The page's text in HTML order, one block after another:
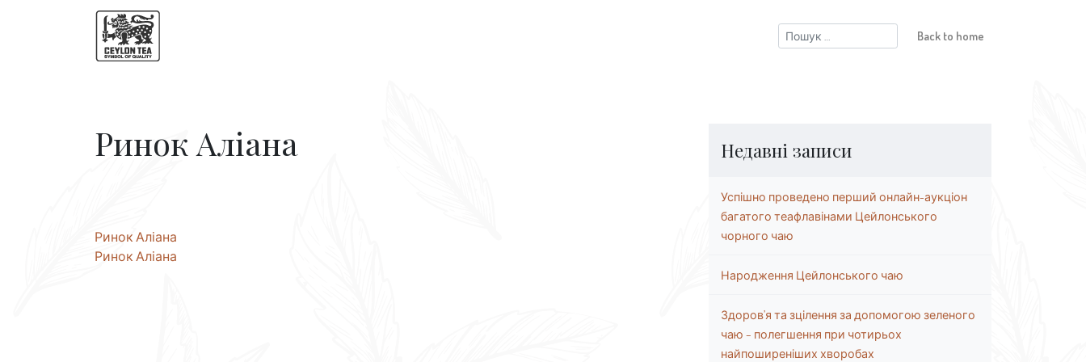
Пошук: Back to home
Недавні записи
Успішно проведено перший онлайн-аукціон
багатого теафлавінами Цейлонського
чорного чаю
Народження Цейлонського чаю
Здоров’я та зцілення за допомогою зеленого
чаю – полегшення при чотирьох
найпоширеніших хворобах
Ринок Аліана
Навігація
записів
Ринок Аліана
Ринок Аліана